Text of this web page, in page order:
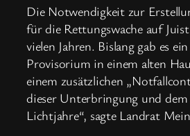
Die Notwendigkeit zur
für die Rettungswache auf
vielen Jahren. Bislang gab es
Provisorium in einem alten
einem zusätzlichen
dieser Unterbringung und dem
Lichtjahre“, sagte Landrat